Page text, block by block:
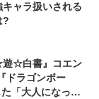
キャラ扱いされる
?
遊☆白書』コエン
ドラゴンボー
「大人になって